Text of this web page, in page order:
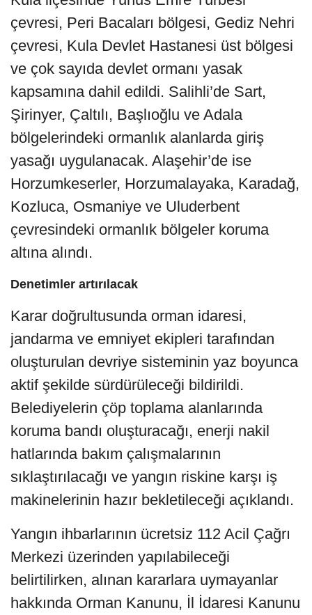
çevresi, Peri Bacaları bölgesi, Gediz Nehri
çevresi, Kula Devlet Hastanesi üst bölgesi
ve çok sayıda devlet ormanı yasak
kapsamına dahil edildi. Salihli’de Sart,
Şirinyer, Çaltılı, Başlıoğlu ve Adala
bölgelerindeki ormanlık alanlarda giriş
yasağı uygulanacak. Alaşehir’de ise
Horzumkeserler, Horzumalayaka, Karadağ,
Kozluca, Osmaniye ve Uluderbent
çevresindeki ormanlık bölgeler koruma
altına alındı.
Denetimler artırılacak
Karar doğrultusunda orman idaresi,
jandarma ve emniyet ekipleri tarafından
oluşturulan devriye sisteminin yaz boyunca
aktif şekilde sürdürüleceği bildirildi.
Belediyelerin çöp toplama alanlarında
koruma bandı oluşturacağı, enerji nakil
hatlarında bakım çalışmalarının
sıklaştırılacağı ve yangın riskine karşı iş
makinelerinin hazır bekletileceği açıklandı.
Yangın ihbarlarının ücretsiz 112 Acil Çağrı
Merkezi üzerinden yapılabileceği
belirtilirken, alınan kararlara uymayanlar
hakkında Orman Kanunu, İl İdaresi Kanunu